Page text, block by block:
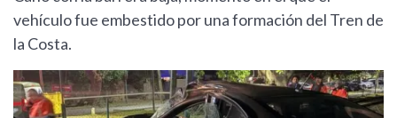
vehículo fue embestido por una formación del Tren de
la Costa.